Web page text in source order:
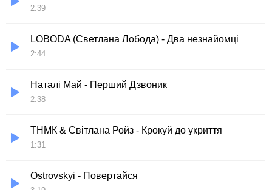
2:39
LOBODA (Светлана Лобода) - Два незнайомці
2:44
Наталі Май - Перший Дзвоник
2:38
ТНМК & Світлана Ройз - Крокуй до укриття
1:31
Ostrovskyi - Повертайся